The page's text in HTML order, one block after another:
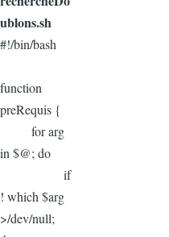
ublons.sh
#!/bin/bash
function
preRequis {
for arg
in $@; do
if
! which $arg
>/dev/null;